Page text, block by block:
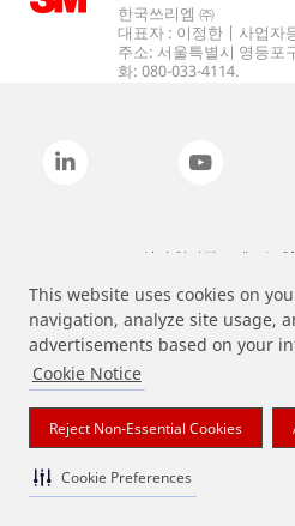
This website uses cookies on
navigation, analyze site usage,
advertisements based on your
Cookie Notice
Reject Non-Essential Cookies
Cookie Preferences
한국쓰리엠 ㈜
대표자 : 이정한 | 사업자
주소: 서울특별시 영등포
화: 080-033-4114.
상기 열거된 브랜드는